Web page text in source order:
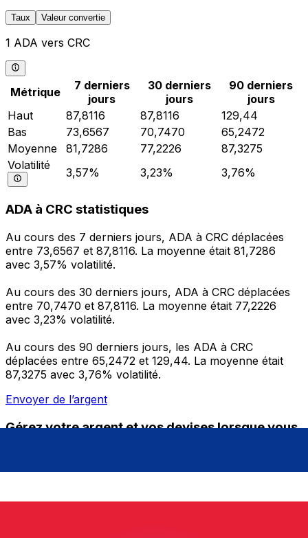
Taux Valeur convertie
1 ADA vers CRC
Métrique
7 derniers
jours
30 derniers
jours
90 derniers
jours
Haut
87,8116 87,8116
129,44
Bas
73,6567 70,7470
65,2472
Moyenne
81,7286 77,2226
87,3275
Volatilité
3,57% 3,23% 3,76%
ADA à CRC statistiques
Au cours des 7 derniers jours, ADA à CRC déplacées
entre 73,6567 et 87,8116. La moyenne était 81,7286
avec 3,57% volatilité.
Au cours des 30 derniers jours, ADA à CRC déplacées
entre 70,7470 et 87,8116. La moyenne était 77,2226
avec 3,23% volatilité.
Au cours des 90 derniers jours, les ADA à CRC
déplacées entre 65,2472 et 129,44. La moyenne était
87,3275 avec 3,76% volatilité.
Envoyer de l’argent
Gérez votre argent et vos devises lorsque vous
L'application Xe réunit toutes les fonctionnalités
et la gestion de vos devises. Convertissez des devises,